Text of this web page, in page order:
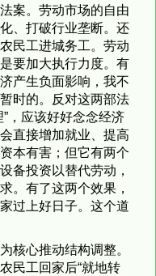
案。劳动市场的自由
、打破行业垄断。还
民工进城务工。劳动
要加大执行力度。有
产生负面影响，我不
时的。反对这两部法
，应该好好念念经济
直接增加就业、提高
本有害；但它有两个
备投资以替代劳动，
。有了这两个效果，
过上好日子。这个道
核心推动结构调整。
民工回家后“就地转